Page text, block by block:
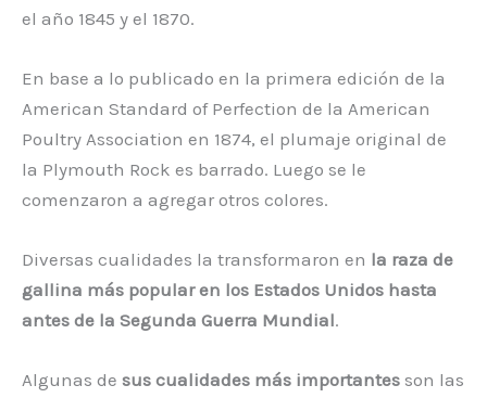
el año 1845 y el 1870.
En base a lo publicado en la primera edición de la
American Standard of Perfection de la American
Poultry Association en 1874, el plumaje original de
la Plymouth Rock es barrado. Luego se le
comenzaron a agregar otros colores.
Diversas cualidades la transformaron en la raza de
gallina más popular en los Estados Unidos hasta
antes de la Segunda Guerra Mundial.
Algunas de sus cualidades más importantes son las